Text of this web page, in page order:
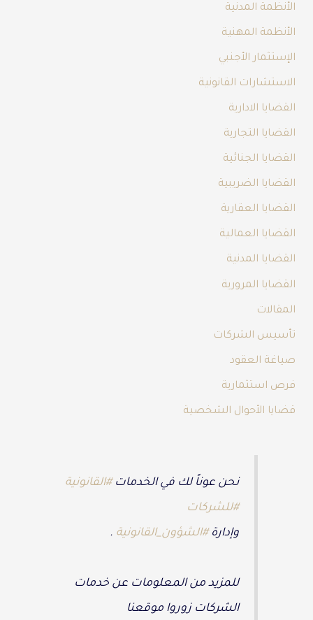
الأنظمة المدنية
الأنظمة المهنية
الإستثمار الأجنبي
الاستشارات القانونية
القضايا الادارية
القضايا التجارية
القضايا الجنائية
القضايا الضريبية
القضايا العقارية
القضايا العمالية
القضايا المدنية
القضايا المرورية
المقالات
تأسيس الشركات
صياغة العقود
فرص استثمارية
قضايا الأحوال الشخصية
نحن عوناً لك في الخدمات#القانونية
#للشركات
وإدارة#الشؤون_القانونية .
للمزيد من المعلومات عن خدمات
الشركات زوروا موقعنا